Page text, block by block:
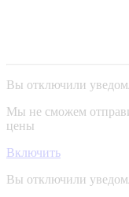
Вы отключили
Мы не сможем
цены
Включить
Вы отключили